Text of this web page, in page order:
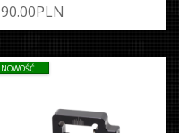
90.00PLN
NOWOŚĆ